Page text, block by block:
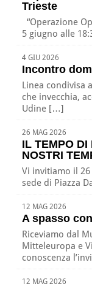
Trieste
“Operazione
5 giugno alle
4 GIU 2026
Incontro
Linea condivisa
che invecchia,
Udine […]
26 MAG 2026
IL TEMPO DI
NOSTRI
Vi invitiamo il 26
sede di Piazza
12 MAG 2026
A spasso
Riceviamo dal
Mitteleuropa e
conoscenza
12 MAG 2026